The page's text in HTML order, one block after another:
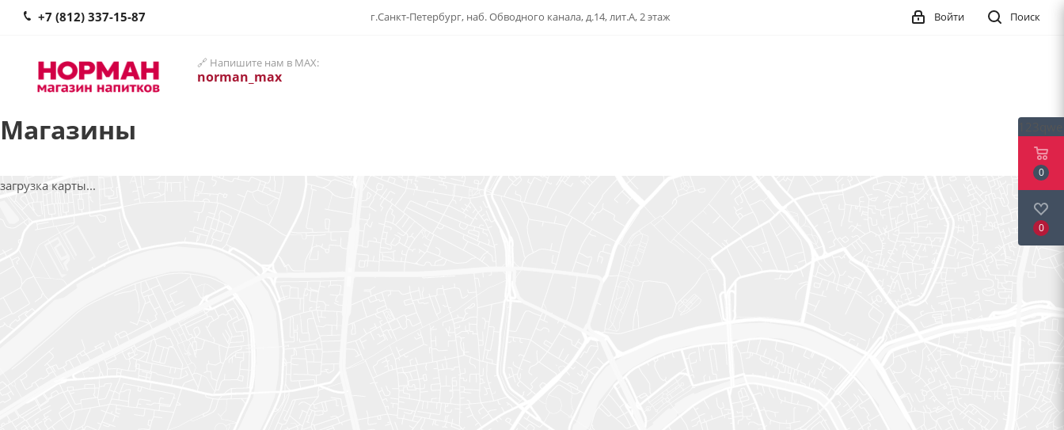
+7 (812) 337-15-87 г.Санкт-Петербург, наб. Обводного канала, д.14, лит.А, 2 этаж Поиск
Войти
🔗 Напишите нам в MAX:
norman_max
Магазины
загрузка карты...
0
0